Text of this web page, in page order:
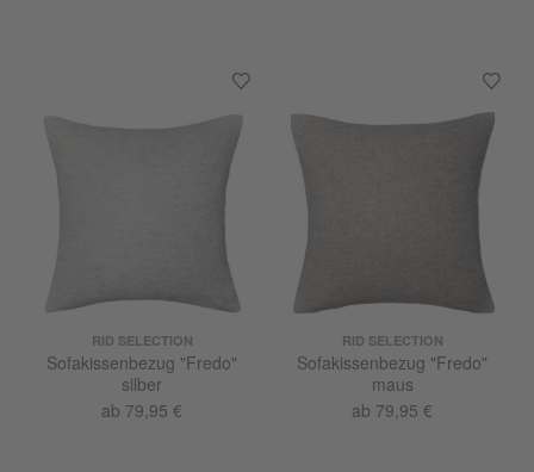
RID SELECTION
Sofakissenbezug "Fredo"
silber
ab 79,95 €
RID SELECTION
Sofakissenbezug "Fredo"
maus
ab 79,95 €